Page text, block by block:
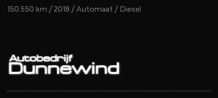
150.550 km / 2018 / Automaat / Diesel